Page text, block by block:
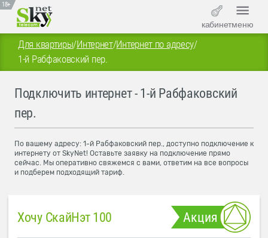
18+
кабинетменю
Для квартиры/Интернет/Интернет по адресу/
1-й Рабфаковский пер.
Подключить интернет - 1-й Рабфаковский
пер.
По вашему адресу: 1-й Рабфаковский пер., доступно подключение к
интернету от SkyNet! Оставьте заявку на подключение прямо
сейчас. Мы оперативно свяжемся с вами, ответим на все вопросы
и подберем подходящий тариф.
Хочу СкайНэт 100 Акция